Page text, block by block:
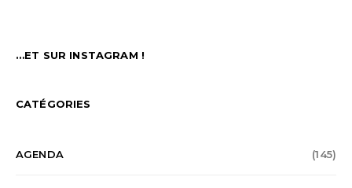
…ET SUR INSTAGRAM !
CATÉGORIES
AGENDA (145)